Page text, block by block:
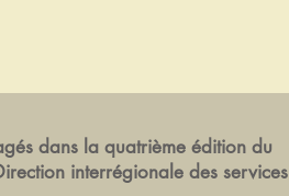
dans la quatrième édition du
interrégionale des services